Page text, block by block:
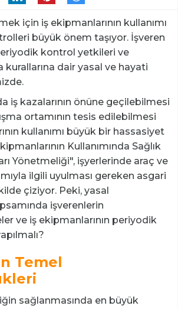
için iş ekipmanlarının kullanımı
büyük önem taşıyor. İşveren
kontrol yetkileri ve
kurallarına dair yasal ve hayati
iş kazalarının önüne geçilebilmesi
ortamının tesis edilebilmesi
kullanımı büyük bir hassasiyet
Kullanımında Sağlık
Yönetmeliği", işyerlerinde araç ve
ilgili uyulması gereken asgari
çiziyor. Peki, yasal
işverenlerin
ve iş ekipmanlarının periyodik
Temel
sağlanmasında en büyük